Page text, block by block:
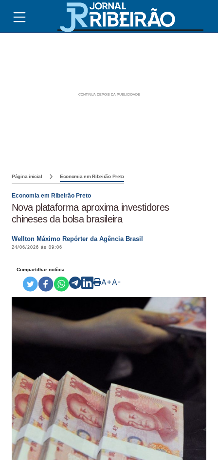
Página inicial Economia em Ribeirão Preto
Economia em Ribeirão Preto
Nova plataforma aproxima investidores
chineses da bolsa brasileira
Wellton Máximo Repórter da Agência Brasil
24/06/2026 às 09:06
Compartilhar notícia
A+A-